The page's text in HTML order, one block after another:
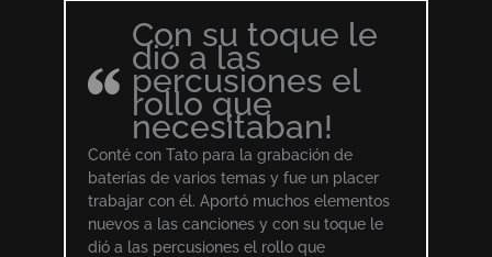
Con su toque le
dió a las
percusiones el
rollo que
necesitaban!
Conté con Tato para la grabación de
baterías de varios temas y fue un placer
trabajar con él. Aportó muchos elementos
nuevos a las canciones y con su toque le
dió a las percusiones el rollo que